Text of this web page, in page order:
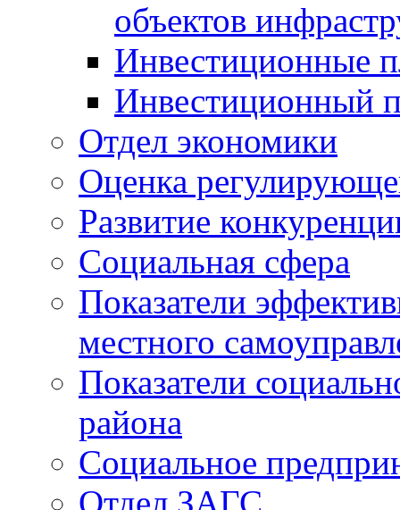
объектов
Инвестиционные
Инвестиционный
Отдел экономики
Оценка
Развитие
Социальная сфера
Показатели
местного
Показатели
района
Социальное